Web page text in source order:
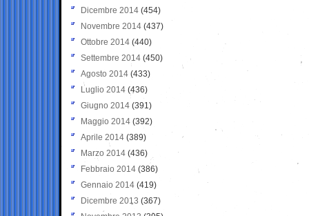
Dicembre 2014 (454)
Novembre 2014 (437)
Ottobre 2014 (440)
Settembre 2014 (450)
Agosto 2014 (433)
Luglio 2014 (436)
Giugno 2014 (391)
Maggio 2014 (392)
Aprile 2014 (389)
Marzo 2014 (436)
Febbraio 2014 (386)
Gennaio 2014 (419)
Dicembre 2013 (367)